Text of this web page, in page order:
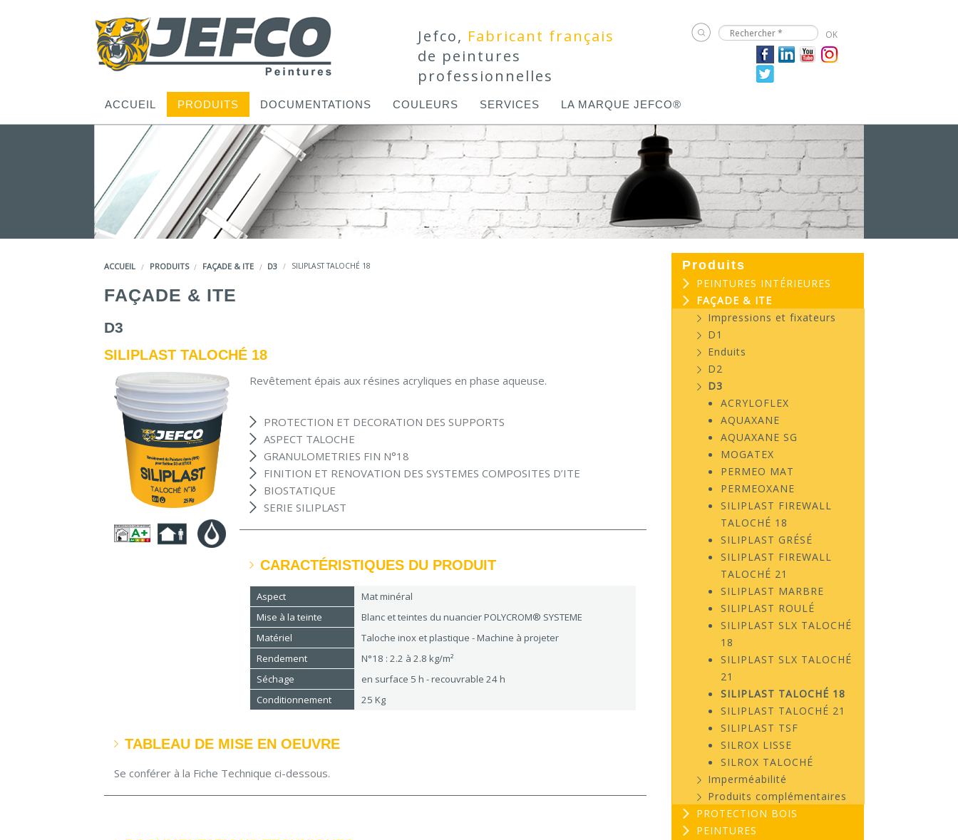
Jefco, Fabricant français
de peintures
professionnelles
ACCUEIL PRODUITS DOCUMENTATIONS COULEURS SERVICES LA MARQUE JEFCO®
ACCUEIL PRODUITS FAÇADE & ITE D3 SILIPLAST TALOCHÉ 18
FAÇADE & ITE
D3
SILIPLAST TALOCHÉ 18
Revêtement épais aux résines acryliques en phase aqueuse.
PROTECTION ET DECORATION DES SUPPORTS
ASPECT TALOCHE
GRANULOMETRIES FIN N°18
FINITION ET RENOVATION DES SYSTEMES COMPOSITES D’ITE
BIOSTATIQUE
SERIE SILIPLAST
CARACTÉRISTIQUES DU PRODUIT
Aspect
Mat minéral
Mise à la teinte
Blanc et teintes du nuancier POLYCROM® SYSTEME
Matériel
Taloche inox et plastique - Machine à projeter
Rendement
N°18 : 2.2 à 2.8 kg/m²
Séchage
en surface 5 h - recouvrable 24 h
Conditionnement
25 Kg
TABLEAU DE MISE EN OEUVRE
Se conférer à la Fiche Technique ci-dessous.
Produits
PEINTURES INTÉRIEURES
FAÇADE & ITE
Impressions et fixateurs
D1
Enduits
D2
D3
ACRYLOFLEX
AQUAXANE
AQUAXANE SG
MOGATEX
PERMEO MAT
PERMEOXANE
SILIPLAST FIREWALL
TALOCHÉ 18
SILIPLAST GRÉSÉ
SILIPLAST FIREWALL
TALOCHÉ 21
SILIPLAST MARBRE
SILIPLAST ROULÉ
SILIPLAST SLX TALOCHÉ
18
SILIPLAST SLX TALOCHÉ
21
SILIPLAST TALOCHÉ 18
SILIPLAST TALOCHÉ 21
SILIPLAST TSF
SILROX LISSE
SILROX TALOCHÉ
Imperméabilité
Produits complémentaires
PROTECTION BOIS
PEINTURES